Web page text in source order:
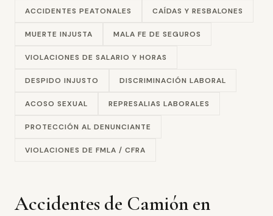
ACCIDENTES PEATONALES CAÍDAS Y RESBALONES
MUERTE INJUSTA MALA FE DE SEGUROS
VIOLACIONES DE SALARIO Y HORAS
DESPIDO INJUSTO DISCRIMINACIÓN LABORAL
ACOSO SEXUAL REPRESALIAS LABORALES
PROTECCIÓN AL DENUNCIANTE
VIOLACIONES DE FMLA / CFRA
Accidentes de Camión en